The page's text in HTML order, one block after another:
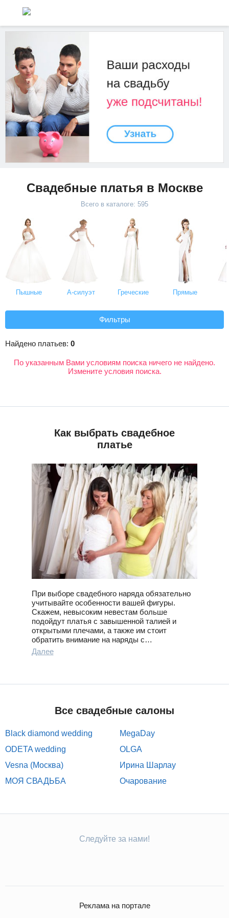
Свадебные платья в Москве
Всего в каталоге: 595
Пышные А-силуэт Греческие Прямые
Фильтры
Найдено платьев: 0
По указанным Вами условиям поиска ничего не найдено.
Измените условия поиска.
Как выбрать свадебное
платье
При выборе свадебного наряда обязательно
учитывайте особенности вашей фигуры.
Скажем, невысоким невестам больше
подойдут платья с завышенной талией и
открытыми плечами, а также им стоит
обратить внимание на наряды с…
Далее
Все свадебные салоны
Black diamond wedding
MegaDay
ODETA wedding
OLGA
Vesna (Москва)
Ирина Шарлау
МОЯ СВАДЬБА
Очарование
Следуйте за нами!
Реклама на портале